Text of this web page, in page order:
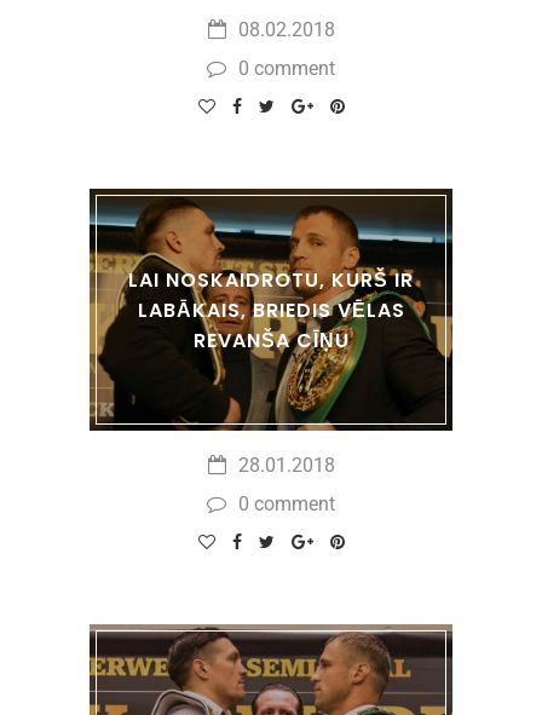
08.02.2018
0 comment
LAI NOSKAIDROTU, KURŠ IR
LABĀKAIS, BRIEDIS VĒLAS
REVANŠA CĪŅU
28.01.2018
0 comment